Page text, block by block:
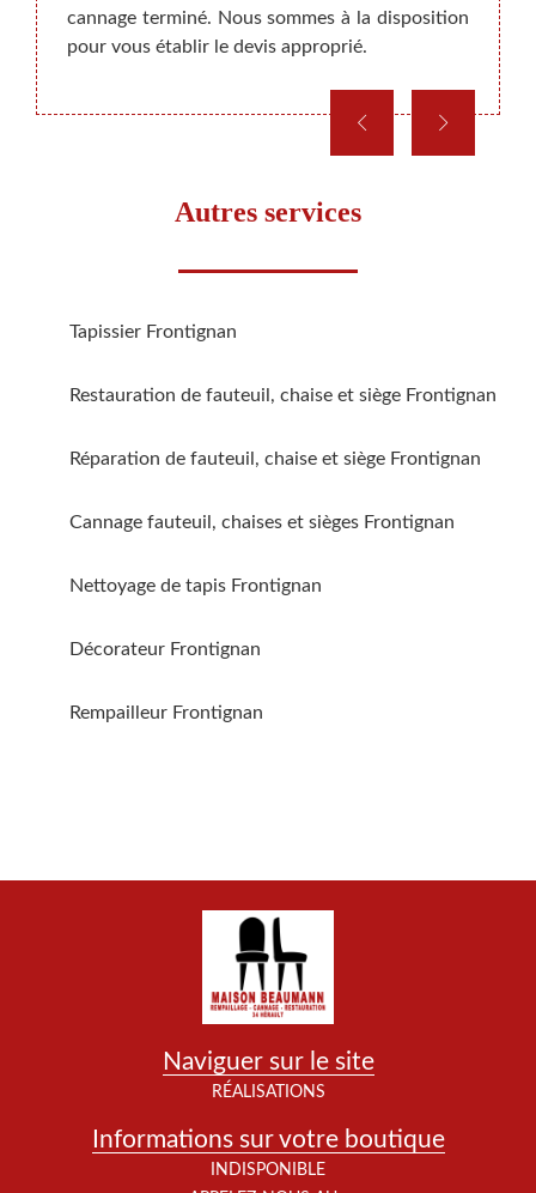
que
cannage terminé. Nous sommes à la disposition
pour vous établir le devis approprié.
un
nous
Autres services
Tapissier Frontignan
Restauration de fauteuil, chaise et siège Frontignan
Réparation de fauteuil, chaise et siège Frontignan
Cannage fauteuil, chaises et sièges Frontignan
Nettoyage de tapis Frontignan
Décorateur Frontignan
Rempailleur Frontignan
Naviguer sur le site
RÉALISATIONS
Informations sur votre boutique
INDISPONIBLE